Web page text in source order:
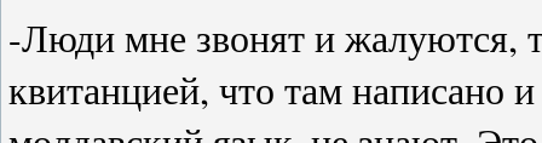
-Люди мне звонят и жалуются,
квитанцией, что там написано